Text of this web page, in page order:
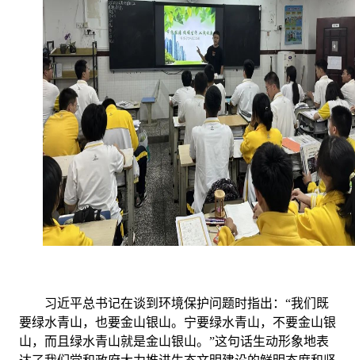
习近平总书记在谈到环境保护问题时指出：“我们既
要绿水青山，也要金山银山。宁要绿水青山，不要金山银
山，而且绿水青山就是金山银山。”这句话生动形象地表